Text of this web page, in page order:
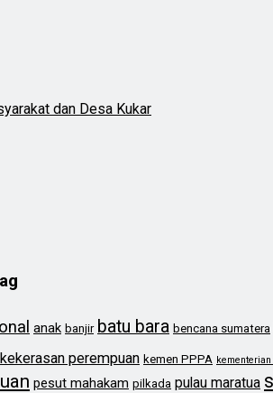
dan Desa Kukar
anak banjir batu bara bencana sumatera
kekerasan perempuan kemen PPPA kementerian
pesut mahakam pilkada pulau maratua